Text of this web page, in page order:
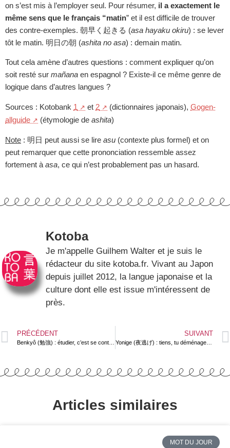
on s’est mis à l’employer seul. Pour résumer, il a exactement le
même sens que le français “matin” et il est difficile de trouver
des contre-exemples. 朝早く起きる (asa hayaku okiru) : se lever
tôt le matin. 明日の朝 (ashita no asa) : demain matin.
Tout cela amène d’autres questions : comment expliquer qu’on
soit resté sur mañana en espagnol ? Existe-il ce même genre de
logique dans d’autres langues ?
Sources : Kotobank 1 et 2 (dictionnaires japonais), Gogen-
allguide
(étymologie de ashita)
Note : 明日 peut aussi se lire asu (contexte plus formel) et on
peut remarquer que cette prononciation ressemble assez
fortement à asa, ce qui n’est probablement pas un hasard.
Kotoba
Je m'appelle Guilhem Walter et je suis le
rédacteur du site kotoba.fr. Vivant au Japon
depuis juillet 2012, la langue japonaise et la
culture dont elle est issue m'intéressent de
près.
PRÉCÉDENT SUIVANT
Yonige (夜逃げ) : tiens, tu déménages en pleine nuit toi ?
Articles similaires
MOT DU JOUR